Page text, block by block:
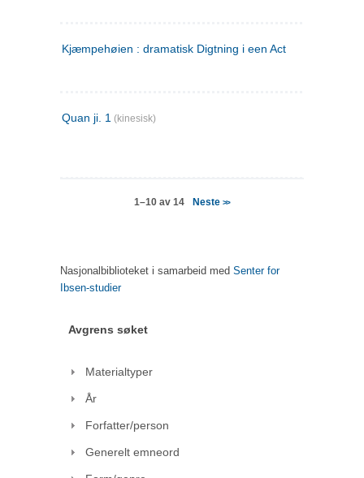
Kjæmpehøien : dramatisk Digtning i een Act
Quan ji. 1 (kinesisk)
1–10 av 14 Neste>>
Nasjonalbiblioteket i samarbeid med Senter for
Ibsen-studier
Avgrens søket
Materialtyper
År
Forfatter/person
Generelt emneord